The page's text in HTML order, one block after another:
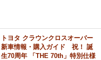
トヨタ クラウンクロスオーバー
新車情報・購入ガイド 祝！ 誕
生70周年 「THE 70th」特別仕様